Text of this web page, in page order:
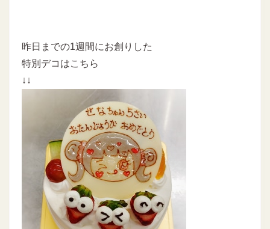
昨日までの1週間にお創りした
特別デコはこちら
↓↓